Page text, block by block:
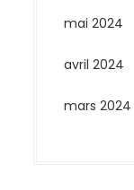
mai 2024
avril 2024
mars 2024